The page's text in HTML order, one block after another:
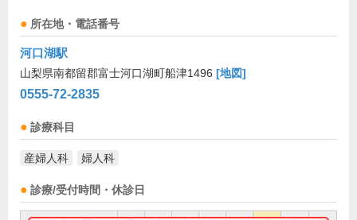
所在地・電話番号
河口湖駅
山梨県南都留郡富士河口湖町船津1496 [地図]
0555-72-2835
診療科目
産婦人科 婦人科
診療/受付時間・休診日